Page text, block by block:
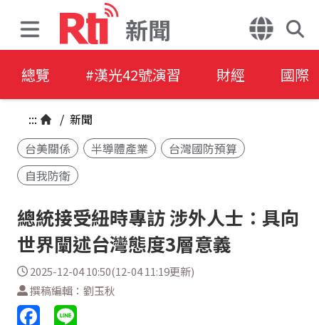
新聞
總覽 #漢光42號演習 財經 國際
::: / 新聞
台美關係
半導體產業
台灣國防預算
自我防衛
總統接受紐時專訪 涉外人士：具向
世界闡述台灣態度3層意義
2025-12-04 10:50(12-04 11:19更新)
撰稿編輯：劉玉秋